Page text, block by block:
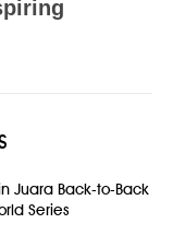
Juara Back-to-Back
Series